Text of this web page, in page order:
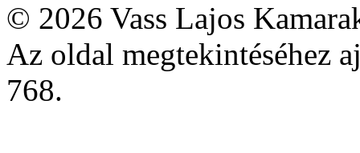
© 2026 Vass Lajos
Az oldal megtekintéséhez
768.